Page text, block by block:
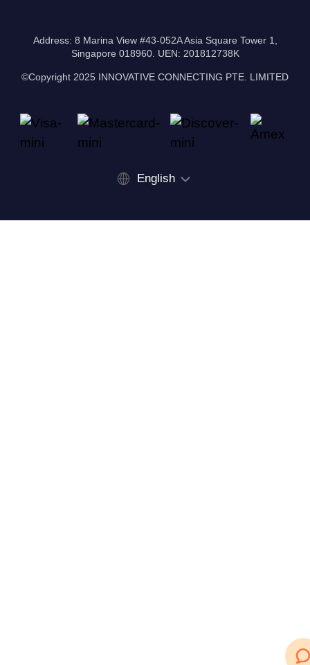
Address: 8 Marina View #43-052A Asia Square Tower 1,
Singapore 018960. UEN: 201812738K
©Copyright 2025 INNOVATIVE CONNECTING PTE. LIMITED
English